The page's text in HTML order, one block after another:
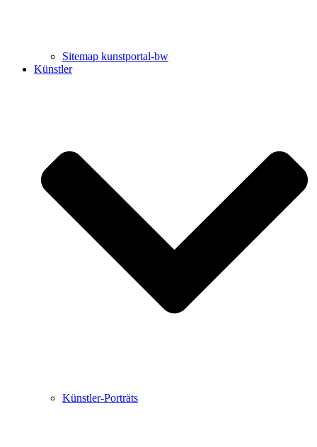
Sitemap kunstportal-bw
Künstler
Künstler-Porträts